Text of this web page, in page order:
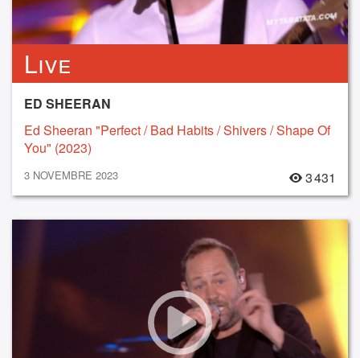
Live
ED SHEERAN
Ed Sheeran "Perfect / Bad Habits / Shivers / Shape Of
You" (2023)
3 NOVEMBRE 2023 3 431